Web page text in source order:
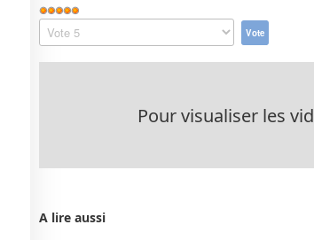
Vote
utilisateur:
Veuillez
voter
Pour visualiser les
A lire aussi